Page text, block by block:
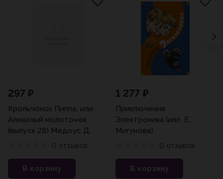
297 ₽
Крольчонок Пиппа, или
Алмазный молоточек
(выпуск 28) Медоус Д.
0 отзывов
В корзину
1 277 ₽
Приключения
Электроника (илл. Е.
Мигунова)
0 отзывов
В корзину